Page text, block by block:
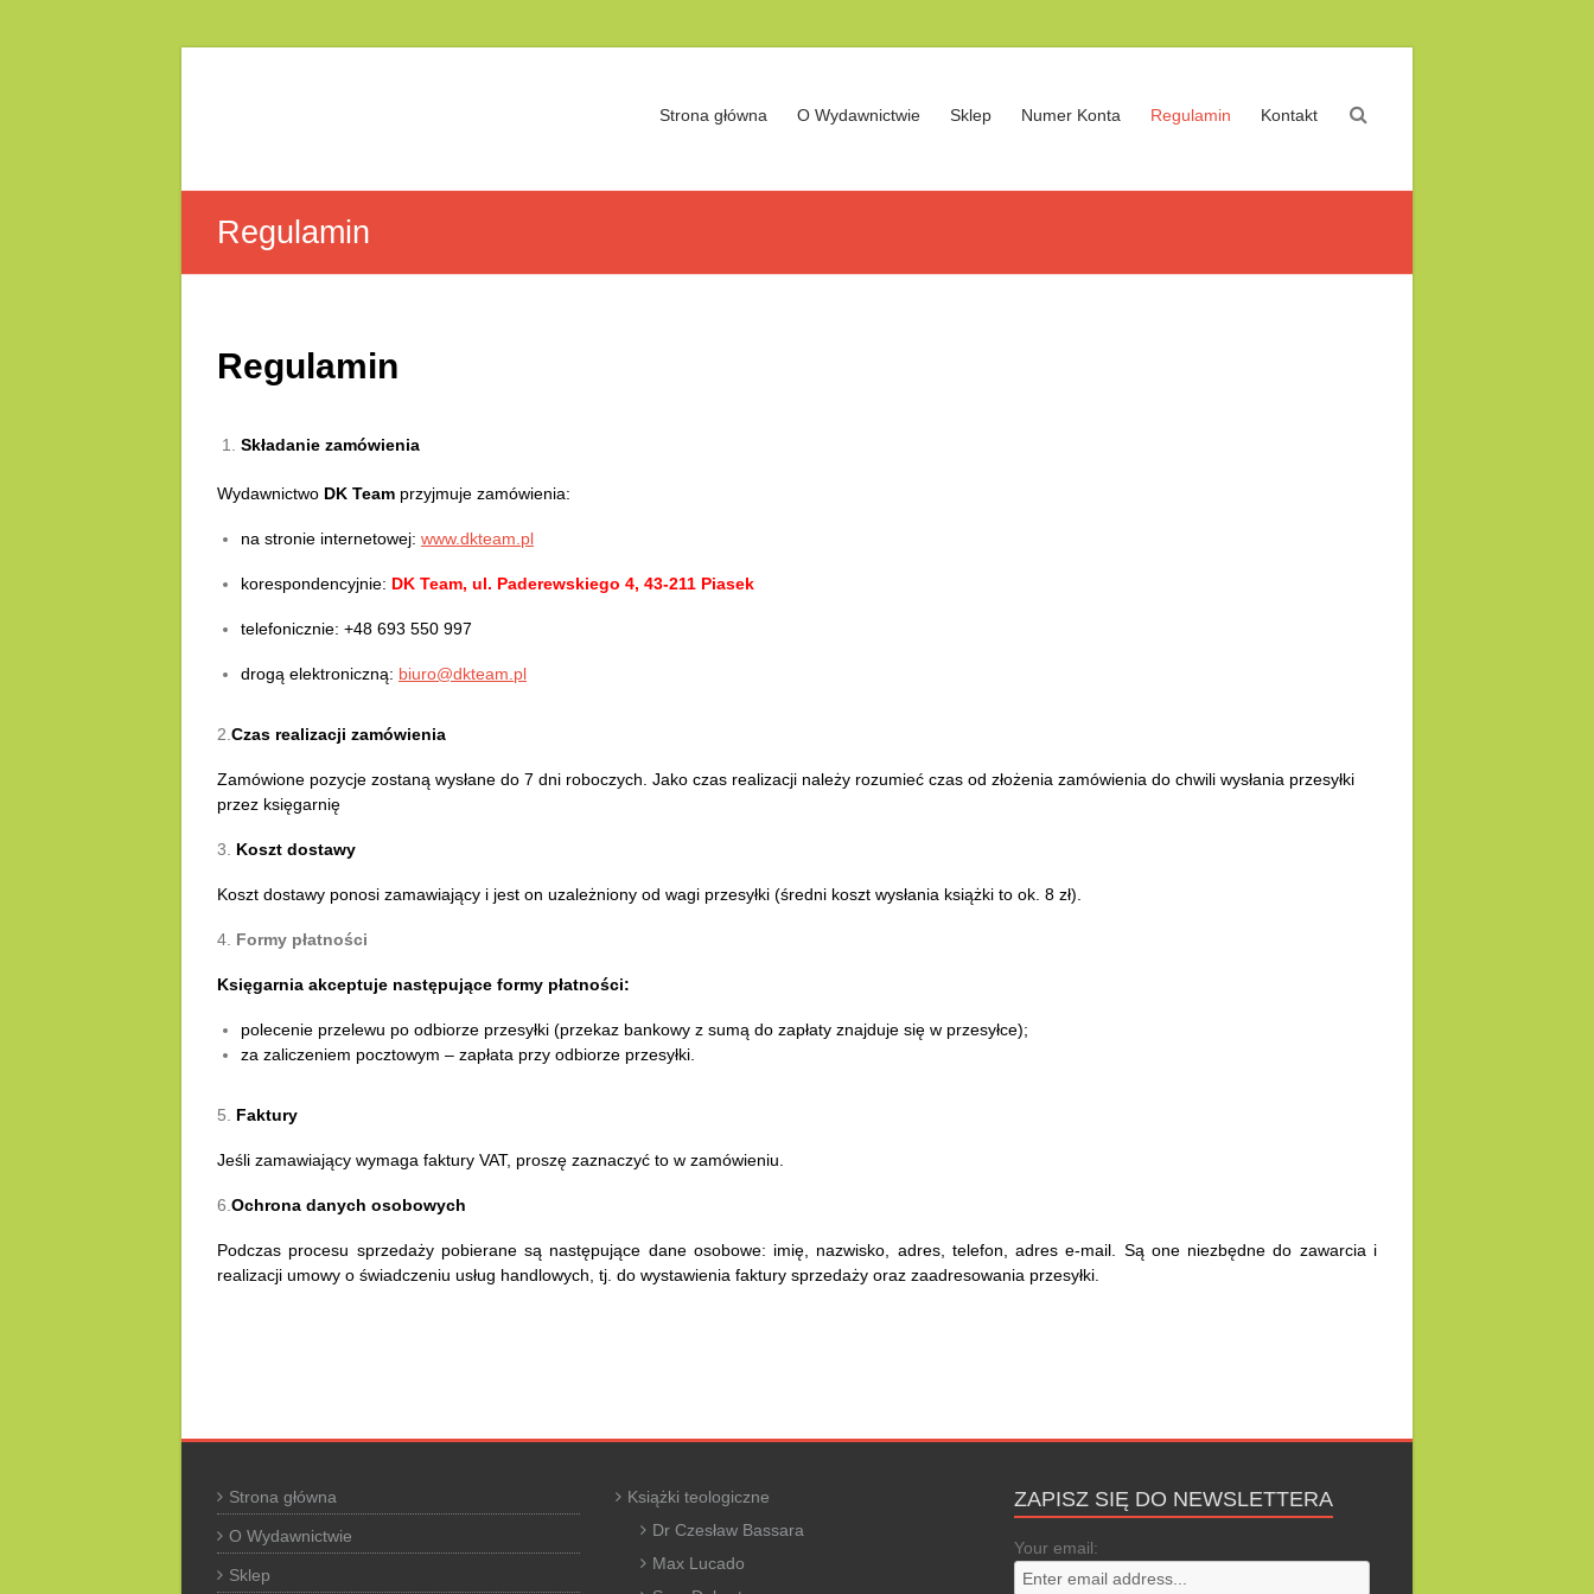
Strona główna O Wydawnictwie Sklep Numer Konta Regulamin Kontakt
Regulamin
Regulamin
Składanie zamówienia
Wydawnictwo DK Team przyjmuje zamówienia:
na stronie internetowej: www.dkteam.pl
korespondencyjnie: DK Team, ul. Paderewskiego 4, 43-211 Piasek
telefonicznie: +48 693 550 997
drogą elektroniczną: biuro@dkteam.pl
2. Czas realizacji zamówienia
Zamówione pozycje zostaną wysłane do 7 dni roboczych. Jako czas realizacji należy rozumieć czas od złożenia zamówienia do chwili wysłania przesyłki
przez księgarnię
3. Koszt dostawy
Koszt dostawy ponosi zamawiający i jest on uzależniony od wagi przesyłki (średni koszt wysłania książki to ok. 8 zł).
4. Formy płatności
Księgarnia akceptuje następujące formy płatności:
polecenie przelewu po odbiorze przesyłki (przekaz bankowy z sumą do zapłaty znajduje się w przesyłce);
za zaliczeniem pocztowym – zapłata przy odbiorze przesyłki.
5. Faktury
Jeśli zamawiający wymaga faktury VAT, proszę zaznaczyć to w zamówieniu.
6. Ochrona danych osobowych
Podczas procesu sprzedaży pobierane są następujące dane osobowe: imię, nazwisko, adres, telefon, adres e-mail. Są one niezbędne do zawarcia i
realizacji umowy o świadczeniu usług handlowych, tj. do wystawienia faktury sprzedaży oraz zaadresowania przesyłki.
Strona główna
O Wydawnictwie
Sklep
Książki teologiczne
Dr Czesław Bassara
Max Lucado
ZAPISZ SIĘ DO NEWSLETTERA
Your email: